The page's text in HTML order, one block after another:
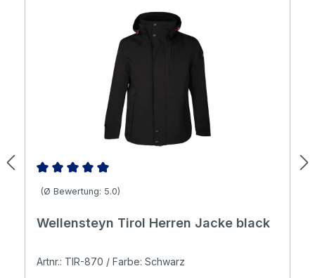
Durchschnittliche Bewertung von 5 von 5 Sternen
(Ø Bewertung: 5.0)
Wellensteyn Tirol Herren Jacke black
Artnr.: TIR-870 / Farbe: Schwarz